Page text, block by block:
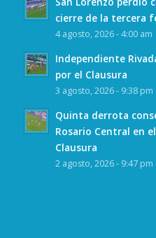
cierre de la tercera
4 agosto, 2026 - 4:00 am
Independiente
por el Clausura
3 agosto, 2026 - 9:38 pm
Quinta derrota
Rosario Central en
Clausura
2 agosto, 2026 - 9:47 pm